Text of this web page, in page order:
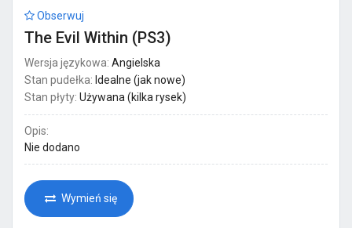
Obserwuj
The Evil Within (PS3)
Wersja językowa: Angielska
Stan pudełka: Idealne (jak nowe)
Stan płyty: Używana (kilka rysek)
Opis:
Nie dodano
Wymień się